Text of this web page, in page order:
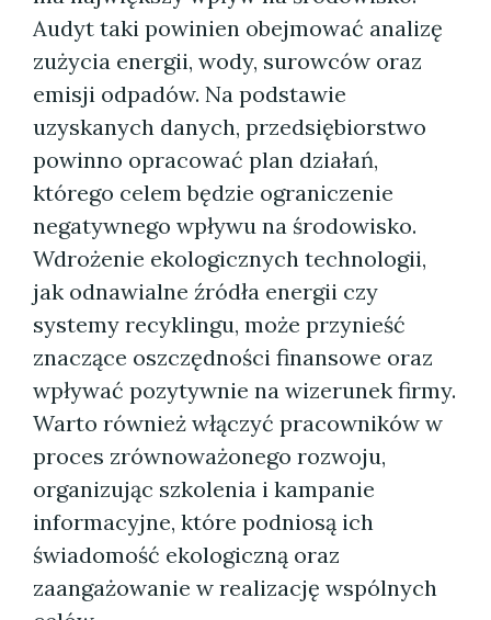
Audyt taki powinien obejmować analizę
zużycia energii, wody, surowców oraz
emisji odpadów. Na podstawie
uzyskanych danych, przedsiębiorstwo
powinno opracować plan działań,
którego celem będzie ograniczenie
negatywnego wpływu na środowisko.
Wdrożenie ekologicznych technologii,
jak odnawialne źródła energii czy
systemy recyklingu, może przynieść
znaczące oszczędności finansowe oraz
wpływać pozytywnie na wizerunek firmy.
Warto również włączyć pracowników w
proces zrównoważonego rozwoju,
organizując szkolenia i kampanie
informacyjne, które podniosą ich
świadomość ekologiczną oraz
zaangażowanie w realizację wspólnych